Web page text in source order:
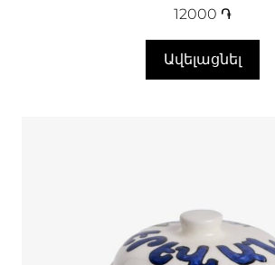
12000 ֏
Ավելացնել